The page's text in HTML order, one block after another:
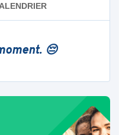
😔